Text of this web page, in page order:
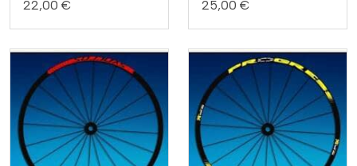
22,00 €
25,00 €